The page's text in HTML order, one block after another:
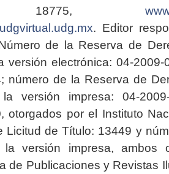
18775,
. Editor
de la Reserva de
versión electrónica: 04-2009-
número de la Reserva de
versión impresa: 04-2009-
otorgados por el Instituto
Licitud de Título: 13449 y
versión impresa, ambos
de Publicaciones y Revistas